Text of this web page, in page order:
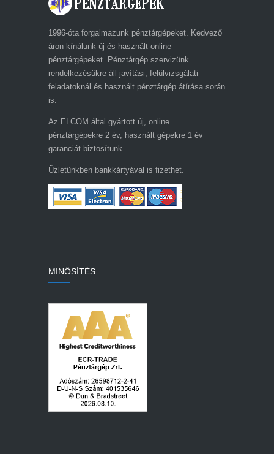
1996-óta forgalmazunk pénztárgépeket. Kedvező
áron kínálunk új és használt online
pénztárgépeket. Pénztárgép szervizünk
rendelkezésükre áll javítási, felülvizsgálati
feladatoknál és használt pénztárgép átírása során
is.
Az ELCOM által gyártott új, online
pénztárgépekre 2 év, használt gépekre 1 év
garanciát biztosítunk.
Üzletünkben bankkártyával is fizethet.
MINŐSÍTÉS